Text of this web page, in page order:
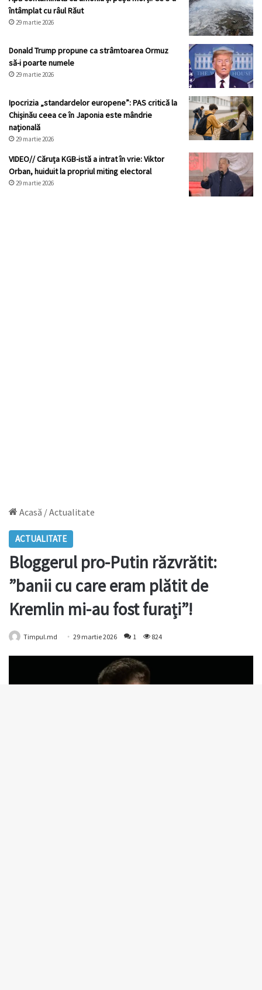
întâmplat cu râul Răut
29 martie 2026
Donald Trump propune ca strâmtoarea Ormuz
să-i poarte numele
29 martie 2026
Ipocrizia „standardelor europene”: PAS critică la
Chișinău ceea ce în Japonia este mândrie
națională
29 martie 2026
VIDEO// Căruța KGB-istă a intrat în vrie: Viktor
Orban, huiduit la propriul miting electoral
29 martie 2026